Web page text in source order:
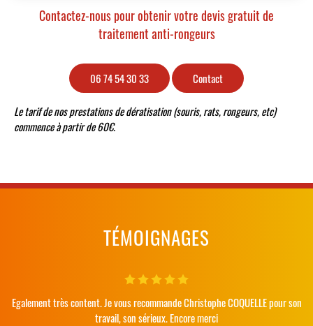
Contactez-nous pour obtenir votre devis gratuit de
traitement anti-rongeurs
06 74 54 30 33 Contact
Le tarif de nos prestations de dératisation (souris, rats, rongeurs, etc)
commence à partir de 60€.
TÉMOIGNAGES
Egalement très content. Je vous recommande Christophe COQUELLE pour son
travail, son sérieux. Encore merci